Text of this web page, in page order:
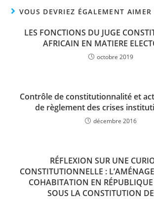
VOUS DEVRIEZ ÉGALEMENT AIMER
LES FONCTIONS DU JUGE
AFRICAIN EN MATIERE
octobre 2019
Contrôle de constitutionnalité et
de règlement des crises
décembre 2016
RÉFLEXION SUR UNE
CONSTITUTIONNELLE :
COHABITATION EN
SOUS LA CONSTITUTION